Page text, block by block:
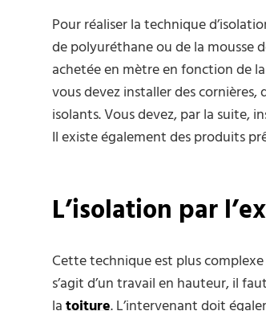
Pour réaliser la technique
de polyuréthane ou de la mousse
achetée en mètre en fonction de
vous devez installer des
isolants. Vous devez, par la suite,
Il existe également des produits
L’isolation par
Cette technique est plus
s’agit d’un travail en hauteur, il
latoiture. L’intervenant doit